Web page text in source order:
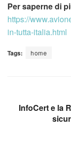
Per saperne di
https://
in-tutta-italia.html
Tags: home
InfoCert e la